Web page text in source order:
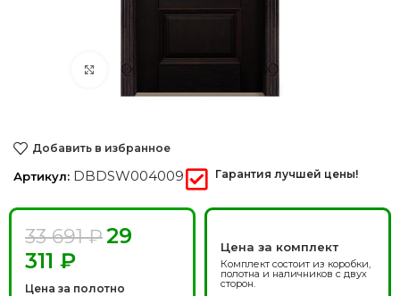
Нажмите, чтобы увеличить
Добавить в избранное
Артикул: DBDSW004009 Гарантия лучшей цены!
33 691₽29
311 ₽
Цена за полотно
Цена за комплект
Комплект состоит из коробки,
полотна и наличников с двух
сторон.